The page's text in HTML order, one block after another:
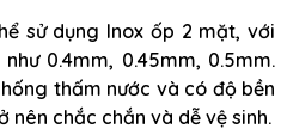
sử dụng Inox ốp 2 mặt, với
0.4mm, 0.45mm, 0.5mm.
thấm nước và có độ bền
nên chắc chắn và dễ vệ sinh.